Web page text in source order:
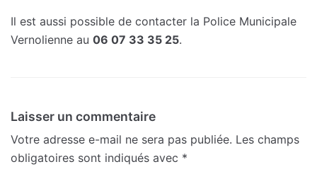
Il est aussi possible de contacter la Police Municipale
Vernolienne au 06 07 33 35 25.
Laisser un commentaire
Votre adresse e-mail ne sera pas publiée. Les champs
obligatoires sont indiqués avec *